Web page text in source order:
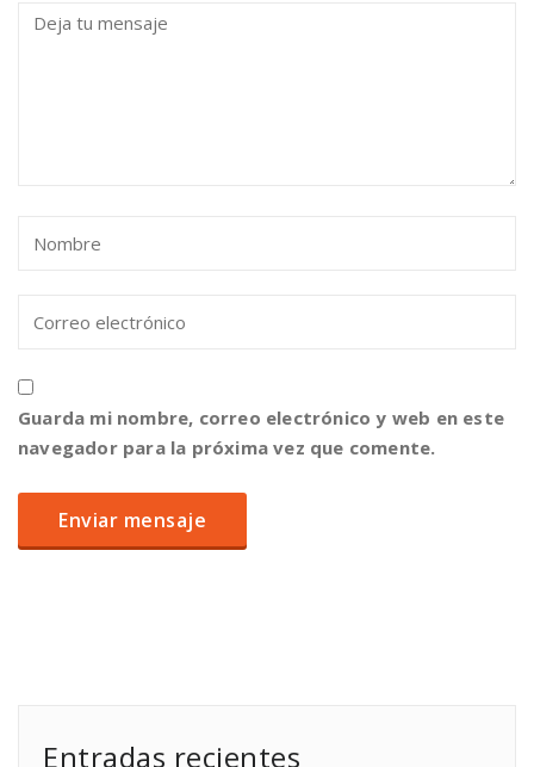
Guarda mi nombre, correo electrónico y web en este
navegador para la próxima vez que comente.
Entradas recientes